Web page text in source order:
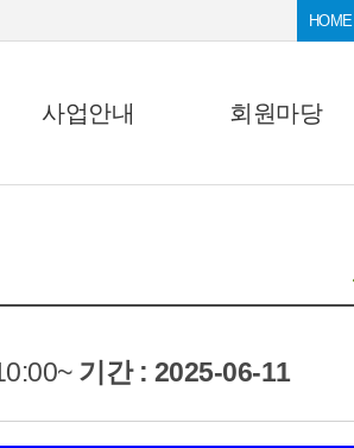
HOME
사업안내 회원마당
기간 : 2025-06-11